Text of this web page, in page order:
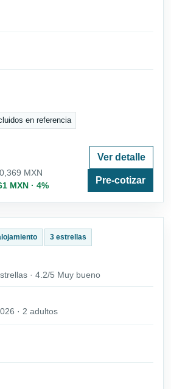
en referencia
MXN
MXN · 4%
Ver detalle
Pre-cotizar
3 estrellas
· 4.2/5 Muy bueno
· 2 adultos